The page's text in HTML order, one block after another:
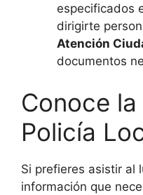
especificados
dirigirte
Atención
documentos
Conoce
Policía
Si prefieres asistir al
información que